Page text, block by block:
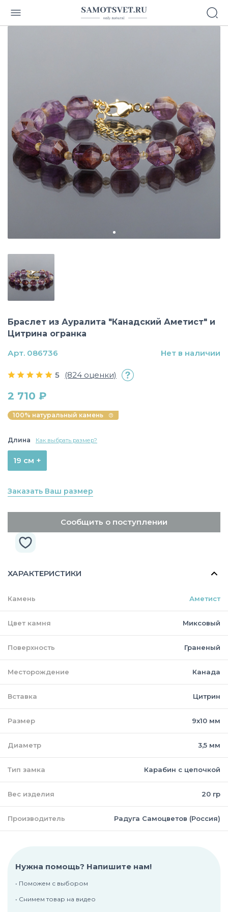
Браслет из Ауралита "Канадский Аметист" и
Цитрина огранка
5 (824 оценки)
2 710 ₽
100% натуральный камень
Длина Как выбрать размер?
19 см +
Заказать Ваш размер
Сообщить о поступлении
Арт. 086736 Нет в наличии
ХАРАКТЕРИСТИКИ
Камень Аметист
Цвет камня Миксовый
Поверхность Граненый
Месторождение Канада
Вставка Цитрин
Размер 9х10 мм
Диаметр 3,5 мм
Тип замка Карабин с цепочкой
Вес изделия 20 гр
Производитель Радуга Самоцветов (Россия)
Нужна помощь? Напишите нам!
• Поможем с выбором
• Снимем товар на видео